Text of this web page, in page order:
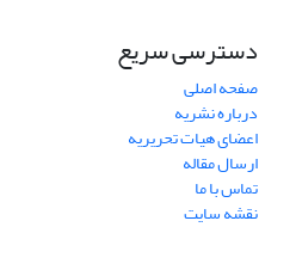
دسترسی سریع
صفحه اصلی
درباره نشریه
اعضای هیات تحریریه
ارسال مقاله
تماس با ما
نقشه سایت